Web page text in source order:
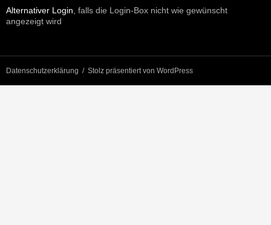
Alternativer Login , falls die Login-Box nicht wie gewünscht
angezeigt wird
Datenschutzerklärung Stolz präsentiert von WordPress